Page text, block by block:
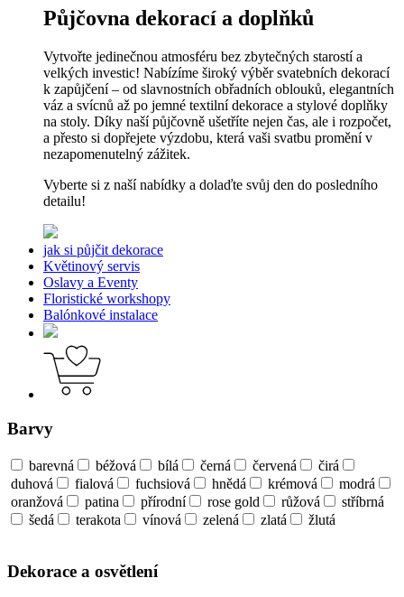
Půjčovna dekorací a doplňků
Vytvořte jedinečnou atmosféru bez zbytečných starostí a
velkých investic! Nabízíme široký výběr svatebních dekorací
k zapůjčení – od slavnostních obřadních oblouků, elegantních
váz a svícnů až po jemné textilní dekorace a stylové doplňky
na stoly. Díky naší půjčovně ušetříte nejen čas, ale i rozpočet,
a přesto si dopřejete výzdobu, která vaši svatbu promění v
nezapomenutelný zážitek.
Vyberte si z naší nabídky a dolaďte svůj den do posledního
detailu!
jak si půjčit dekorace
Květinový servis
Oslavy a Eventy
Floristické workshopy
Balónkové instalace
Barvy
barevná béžová bílá černá červená
čirá
duhová
fialová fuchsiová hnědá krémová
modrá
oranžová
patina přírodní rose gold růžová
stříbrná
šedá
terakota vínová zelená zlatá žlutá
Dekorace a osvětlení